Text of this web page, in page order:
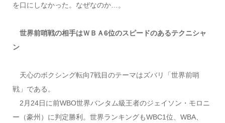
を口にしなかった。なぜなのか…。
世界前哨戦の相手はＷＢＡ6位のスピードのあるテクニシャ
ン
天心のボクシング転向7戦目のテーマはズバリ「世界前哨
戦」である。
2月24日に前WBO世界バンタム級王者のジェイソン・モロニ
ー（豪州）に判定勝利。世界ランキングもWBC1位、WBA、